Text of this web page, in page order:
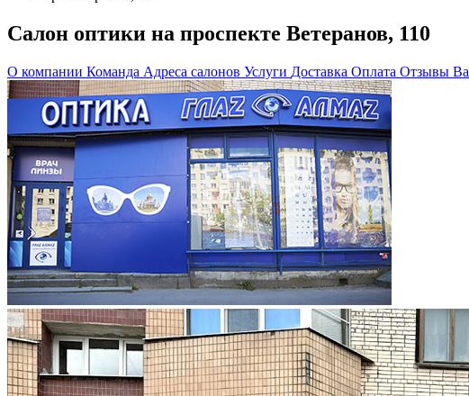
Салон оптики на проспекте Ветеранов, 110
О компании Команда Адреса салонов Услуги Доставка Оплата Отзывы